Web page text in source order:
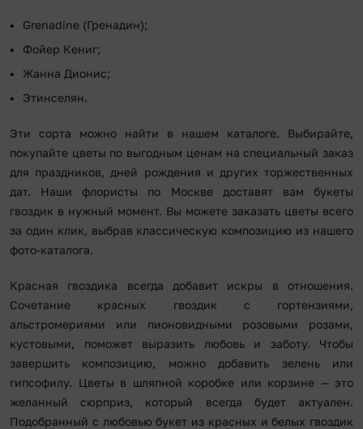
Grenadine (Гренадин);
Фойер Кениг;
Жанна Дионис;
Этинселян.
Эти сорта можно найти в нашем каталоге. Выбирайте,
покупайте цветы по выгодным ценам на специальный заказ
для праздников, дней рождения и других торжественных
дат. Наши флористы по Москве доставят вам букеты
гвоздик в нужный момент. Вы можете заказать цветы всего
за один клик, выбрав классическую композицию из нашего
фото-каталога.
Красная гвоздика всегда добавит искры в отношения.
Сочетание красных гвоздик с гортензиями,
альстромериями или пионовидными розовыми розами,
кустовыми, поможет выразить любовь и заботу. Чтобы
завершить композицию, можно добавить зелень или
гипсофилу. Цветы в шляпной коробке или корзине — это
желанный сюрприз, который всегда будет актуален.
Подобранный с любовью букет из красных и белых гвоздик